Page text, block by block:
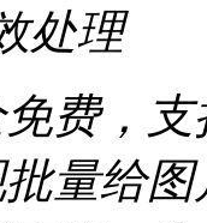
处理
费，
量给